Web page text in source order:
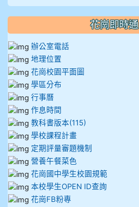
花崗即時通
辦公室電話
地理位置
花崗校園平面圖
學區分布
行事曆
作息時間
教科書版本(115)
學校課程計畫
定期評量審題機制
營養午餐菜色
花崗國中學生校園規範
本校學生OPEN ID查詢
花崗FB粉專